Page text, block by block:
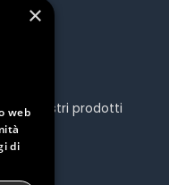
i nostri prodotti
×
web
di